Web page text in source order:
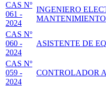
CAS Nº
061 -
2024
INGENIERO
MANTENIMIENTO
CAS Nº
060 -
2024
ASISTENTE DE
CAS Nº
059 -
2024
CONTROLADOR